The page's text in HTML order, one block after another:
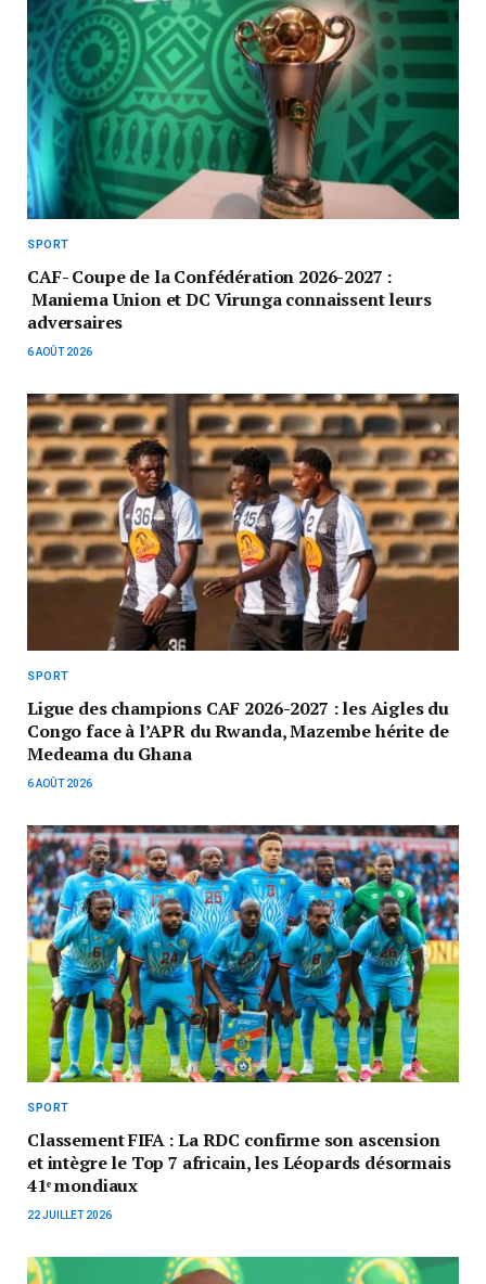
SPORT
CAF- Coupe de la Confédération 2026-2027 :
Maniema Union et DC Virunga connaissent leurs
adversaires
6 AOÛT 2026
SPORT
Ligue des champions CAF 2026-2027 : les Aigles du
Congo face à l’APR du Rwanda, Mazembe hérite de
Medeama du Ghana
6 AOÛT 2026
SPORT
Classement FIFA : La RDC confirme son ascension
et intègre le Top 7 africain, les Léopards désormais
41ᵉ mondiaux
22 JUILLET 2026